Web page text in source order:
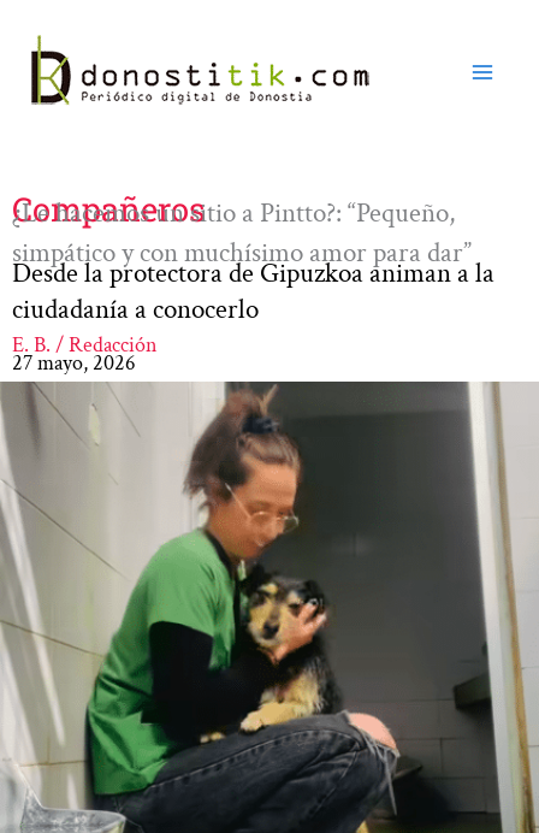
contenido
Compañeros
¿Le hacemos un sitio a Pintto?: “Pequeño,
simpático y con muchísimo amor para dar”
Desde la protectora de Gipuzkoa animan a la
ciudadanía a conocerlo
E. B. / Redacción
27 mayo, 2026